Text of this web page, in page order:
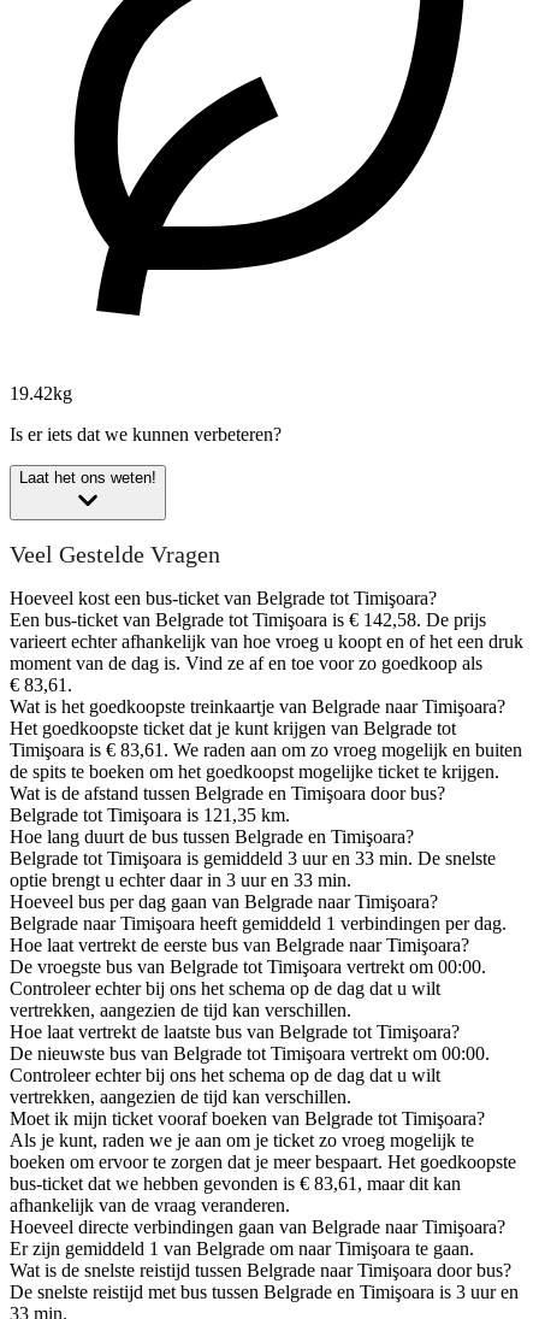
19.42kg
Is er iets dat we kunnen verbeteren?
Laat het ons weten!
Veel Gestelde Vragen
Hoeveel kost een bus-ticket van Belgrade tot Timişoara?
Een bus-ticket van Belgrade tot Timişoara is € 142,58. De prijs
varieert echter afhankelijk van hoe vroeg u koopt en of het een druk
moment van de dag is. Vind ze af en toe voor zo goedkoop als
€ 83,61.
Wat is het goedkoopste treinkaartje van Belgrade naar Timişoara?
Het goedkoopste ticket dat je kunt krijgen van Belgrade tot
Timişoara is € 83,61. We raden aan om zo vroeg mogelijk en buiten
de spits te boeken om het goedkoopst mogelijke ticket te krijgen.
Wat is de afstand tussen Belgrade en Timişoara door bus?
Belgrade tot Timişoara is 121,35 km.
Hoe lang duurt de bus tussen Belgrade en Timişoara?
Belgrade tot Timişoara is gemiddeld 3 uur en 33 min. De snelste
optie brengt u echter daar in 3 uur en 33 min.
Hoeveel bus per dag gaan van Belgrade naar Timişoara?
Belgrade naar Timişoara heeft gemiddeld 1 verbindingen per dag.
Hoe laat vertrekt de eerste bus van Belgrade naar Timişoara?
De vroegste bus van Belgrade tot Timişoara vertrekt om 00:00.
Controleer echter bij ons het schema op de dag dat u wilt
vertrekken, aangezien de tijd kan verschillen.
Hoe laat vertrekt de laatste bus van Belgrade tot Timişoara?
De nieuwste bus van Belgrade tot Timişoara vertrekt om 00:00.
Controleer echter bij ons het schema op de dag dat u wilt
vertrekken, aangezien de tijd kan verschillen.
Moet ik mijn ticket vooraf boeken van Belgrade tot Timişoara?
Als je kunt, raden we je aan om je ticket zo vroeg mogelijk te
boeken om ervoor te zorgen dat je meer bespaart. Het goedkoopste
bus-ticket dat we hebben gevonden is € 83,61, maar dit kan
afhankelijk van de vraag veranderen.
Hoeveel directe verbindingen gaan van Belgrade naar Timişoara?
Er zijn gemiddeld 1 van Belgrade om naar Timişoara te gaan.
Wat is de snelste reistijd tussen Belgrade naar Timişoara door bus?
De snelste reistijd met bus tussen Belgrade en Timişoara is 3 uur en
33 min.